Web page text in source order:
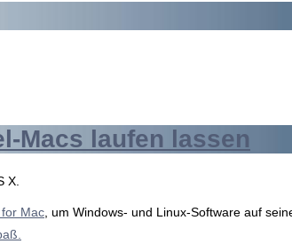
Macs laufen lassen
X.
Mac , um Windows- und Linux-Software auf